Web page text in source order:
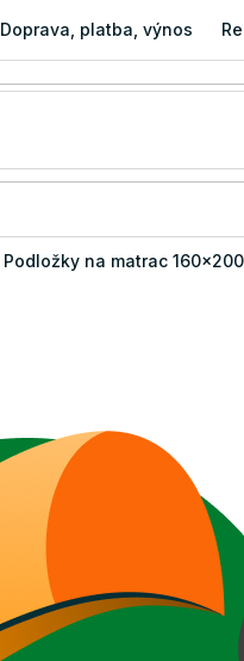
Doprava, platba, výnos
Podložky na matrac 160x200